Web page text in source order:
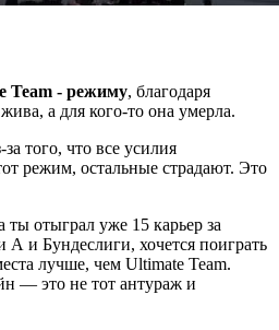
Team - режиму, благодаря
а для кого-то она умерла.
того, что все усилия
режим, остальные страдают. Это
отыграл уже 15 карьер за
и Бундеслиги, хочется поиграть
лучше, чем Ultimate Team.
— это не тот антураж и